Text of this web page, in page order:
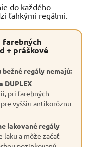
do každého
ľahkými regálmi.
farebných
+ práškové
regály nemajú:
DUPLEX
pri farebných
vyššiu antikoróznu
lakované regály
laku a môže začať